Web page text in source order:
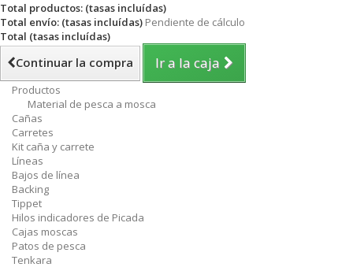
Total productos: (tasas incluídas)
Total envío: (tasas incluídas) Pendiente de cálculo
Total (tasas incluídas)
Continuar la compra Ir a la caja
Productos
Material de pesca a mosca
Cañas
Carretes
Kit caña y carrete
Líneas
Bajos de línea
Backing
Tippet
Hilos indicadores de Picada
Cajas moscas
Patos de pesca
Tenkara